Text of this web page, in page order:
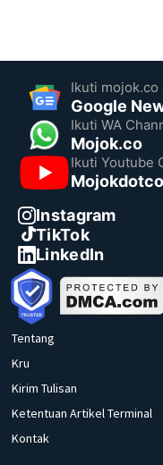
Ikuti mojok.co
Google
Ikuti WA
Mojok.co
Ikuti Youtube
Mojokdotco
Instagram
TikTok
LinkedIn
Tentang
Kru
Kirim Tulisan
Ketentuan Artikel Terminal
Kontak